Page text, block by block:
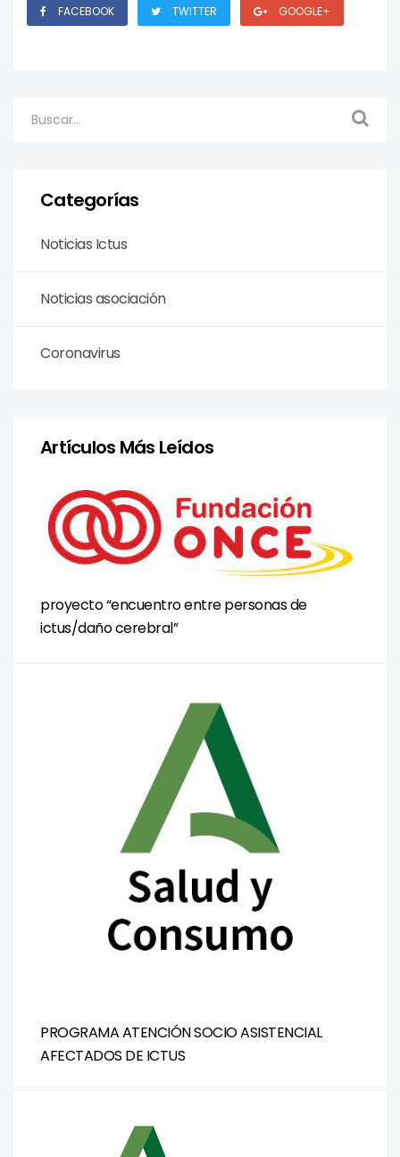
FACEBOOK TWITTER GOOGLE+
Categorías
Noticias Ictus
Noticias asociación
Coronavirus
Artículos Más Leídos
proyecto “encuentro entre personas de
ictus/daño cerebral”
PROGRAMA ATENCIÓN SOCIO ASISTENCIAL
AFECTADOS DE ICTUS